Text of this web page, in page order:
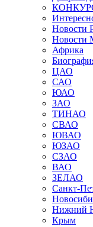
Новости
Новости
Африка
ЦАО
САО
ЮАО
ЗАО
ТИНАО
СВАО
ЮВАО
ЮЗАО
СЗАО
ВАО
ЗЕЛАО
Санкт-
Нижний
Крым